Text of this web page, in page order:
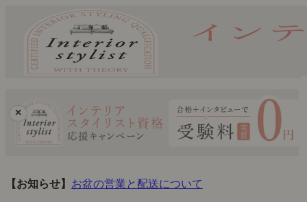
×
【お知らせ】 お盆の営業と配送について